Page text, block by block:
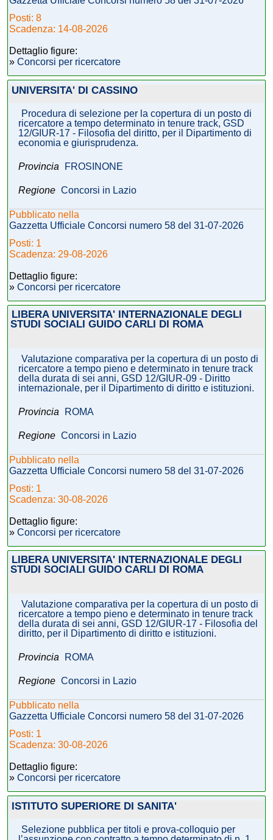
Posti: 8
Scadenza: 14-08-2026
Dettaglio figure:
» Concorsi per ricercatore
UNIVERSITA' DI CASSINO
Procedura di selezione per la copertura di un posto di
ricercatore a tempo determinato in tenure track, GSD
12/GIUR-17 - Filosofia del diritto, per il Dipartimento di
economia e giurisprudenza.
Provincia FROSINONE
Regione Concorsi in Lazio
Pubblicato nella
Gazzetta Ufficiale Concorsi numero 58 del 31-07-2026
Posti: 1
Scadenza: 29-08-2026
Dettaglio figure:
» Concorsi per ricercatore
LIBERA UNIVERSITA' INTERNAZIONALE DEGLI
STUDI SOCIALI GUIDO CARLI DI ROMA
Valutazione comparativa per la copertura di un posto di
ricercatore a tempo pieno e determinato in tenure track
della durata di sei anni, GSD 12/GIUR-09 - Diritto
internazionale, per il Dipartimento di diritto e istituzioni.
Provincia ROMA
Regione Concorsi in Lazio
Pubblicato nella
Gazzetta Ufficiale Concorsi numero 58 del 31-07-2026
Posti: 1
Scadenza: 30-08-2026
Dettaglio figure:
» Concorsi per ricercatore
LIBERA UNIVERSITA' INTERNAZIONALE DEGLI
STUDI SOCIALI GUIDO CARLI DI ROMA
Valutazione comparativa per la copertura di un posto di
ricercatore a tempo pieno e determinato in tenure track
della durata di sei anni, GSD 12/GIUR-17 - Filosofia del
diritto, per il Dipartimento di diritto e istituzioni.
Provincia ROMA
Regione Concorsi in Lazio
Pubblicato nella
Gazzetta Ufficiale Concorsi numero 58 del 31-07-2026
Posti: 1
Scadenza: 30-08-2026
Dettaglio figure:
» Concorsi per ricercatore
ISTITUTO SUPERIORE DI SANITA'
Selezione pubblica per titoli e prova-colloquio per